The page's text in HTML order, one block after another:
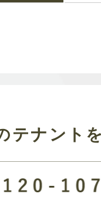
テナント